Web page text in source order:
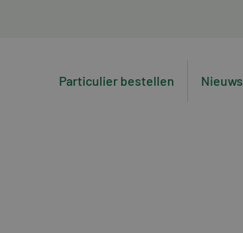
Particulier bestellen Nieuws